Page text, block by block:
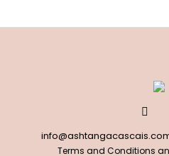
Terms and Conditions